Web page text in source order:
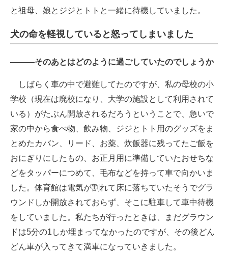
と祖母、娘とジジとトトと一緒に待機していました。
犬の命を軽視していると怒ってしまいました
―――そのあとはどのように過ごしていたのでしょうか
しばらく車の中で避難してたのですが、私の母校の小
学校（現在は廃校になり、大学の施設として利用されて
いる）がたぶん開放されるだろうということで、急いで
家の中から食べ物、飲み物、ジジとトト用のグッズをま
とめたカバン、リード、お薬、炊飯器に残ってたご飯を
おにぎりにしたもの、お正月用に準備していたおせちな
どをタッパーにつめて、毛布などを持って車で向かいま
した。体育館は電気が割れて床に落ちていたそうでグラ
ウンドしか開放されておらず、そこに駐車して車中待機
をしていました。私たちが行ったときは、まだグラウン
ドは5分の1しか埋まってなかったのですが、その後どん
どん車が入ってきて満車になっていきました。